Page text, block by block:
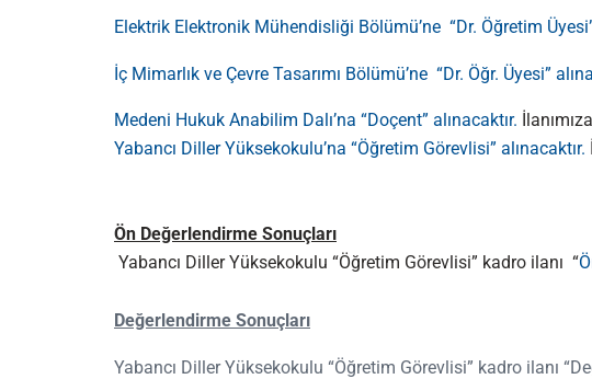
Elektrik Elektronik Mühendisliği Bölümü’ne “Dr. Öğretim
İç Mimarlık ve Çevre Tasarımı Bölümü’ne “Dr. Öğr. Üyesi”
Medeni Hukuk Anabilim Dalı’na “Doçent” alınacaktır.
Yabancı Diller Yüksekokulu’na “Öğretim Görevlisi” alınacaktır.
Ön Değerlendirme Sonuçları
Yabancı Diller Yüksekokulu “Öğretim Görevlisi” kadro ilanı “
Değerlendirme Sonuçları
Yabancı Diller Yüksekokulu “Öğretim Görevlisi” kadro ilanı